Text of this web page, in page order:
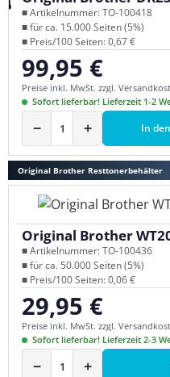
■ Artikelnummer: TO-100418
■ für ca. 15.000 Seiten (5%)
■ Preis/100 Seiten: 0,67 €
Regulärer Preis:
99,95 €
Preise inkl. MwSt. zzgl.
Sofort lieferbar! Lieferzeit 1-2
− + In
Original Brother Resttonerbehälter
Original Brother
■ Artikelnummer: TO-100436
■ für ca. 50.000 Seiten (5%)
■ Preis/100 Seiten: 0,06 €
Regulärer Preis:
29,95 €
Preise inkl. MwSt. zzgl.
Sofort lieferbar! Lieferzeit 2-3
− +